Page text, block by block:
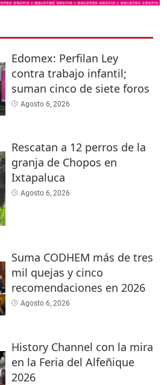
Edomex: Perfilan Ley
contra trabajo infantil;
suman cinco de siete foros
Agosto 6, 2026
Rescatan a 12 perros de la
granja de Chopos en
Ixtapaluca
Agosto 6, 2026
Suma CODHEM más de tres
mil quejas y cinco
recomendaciones en 2026
Agosto 6, 2026
History Channel con la mira
en la Feria del Alfeñique
2026